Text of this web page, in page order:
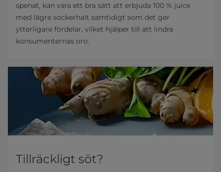
spenat, kan vara ett bra sätt att erbjuda 100 % juice
med lägre sockerhalt samtidigt som det ger
ytterligare fördelar, vilket hjälper till att lindra
konsumenternas oro.
Tillräckligt söt?